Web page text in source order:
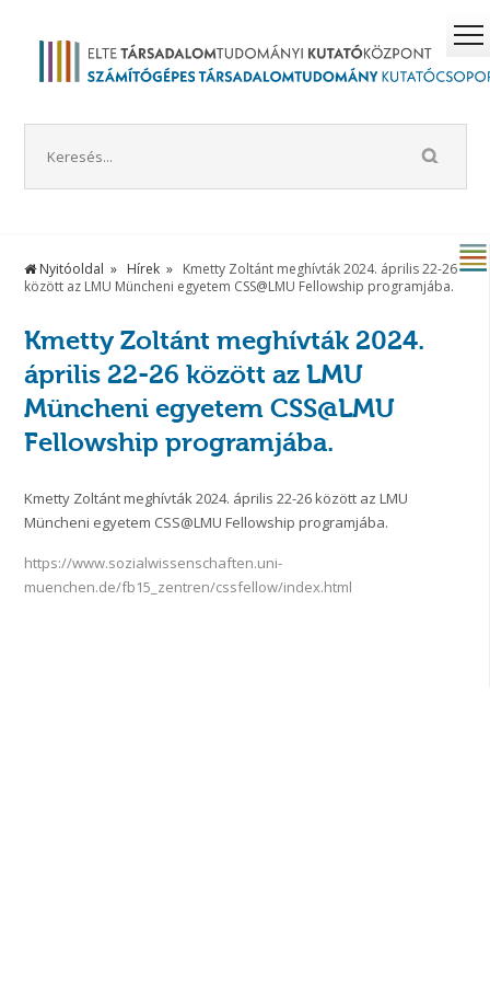
Nyitóoldal Hírek
Kmetty Zoltánt meghívták 2024. április 22-26
között az LMU Müncheni egyetem CSS@LMU Fellowship programjába.
Kmetty Zoltánt meghívták 2024.
április 22-26 között az LMU
Müncheni egyetem CSS@LMU
Fellowship programjába.
Kmetty Zoltánt meghívták 2024. április 22-26 között az LMU
Müncheni egyetem CSS@LMU Fellowship programjába.
https://www.sozialwissenschaften.uni-
muenchen.de/fb15_zentren/cssfellow/index.html